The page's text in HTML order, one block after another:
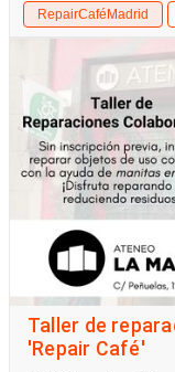
RepairCaféMadrid
Taller de
'Repair Café'